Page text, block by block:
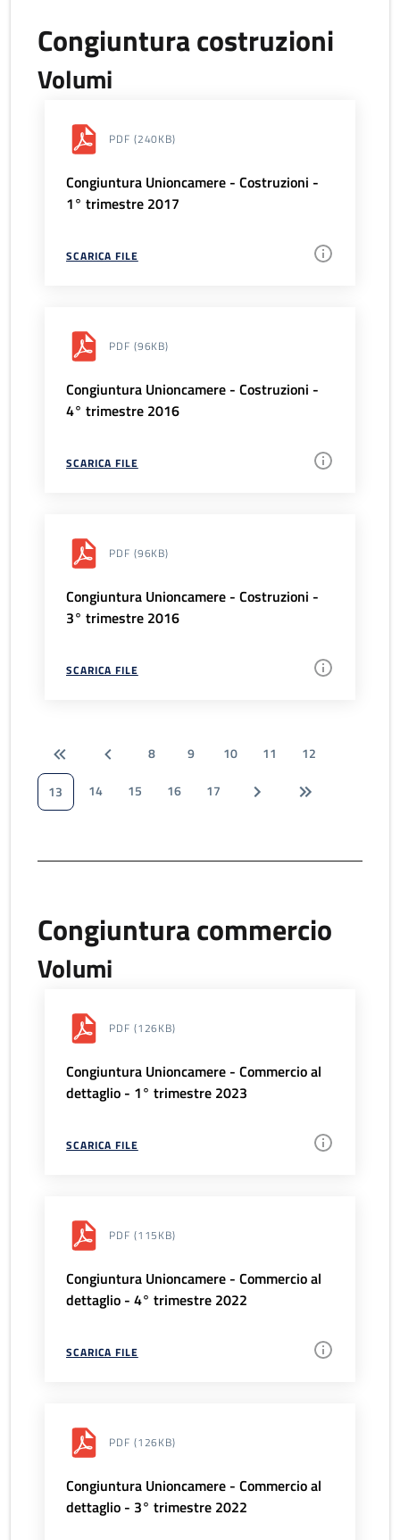
Congiuntura costruzioni
Volumi
PDF (240KB)
Congiuntura Unioncamere - Costruzioni -
1° trimestre 2017
SCARICA FILE
PDF (96KB)
Congiuntura Unioncamere - Costruzioni -
4° trimestre 2016
SCARICA FILE
PDF (96KB)
Congiuntura Unioncamere - Costruzioni -
3° trimestre 2016
SCARICA FILE
8 9 10 11
12
13
14 15 16 17
Congiuntura commercio
Volumi
PDF (126KB)
Congiuntura Unioncamere - Commercio al
dettaglio - 1° trimestre 2023
SCARICA FILE
PDF (115KB)
Congiuntura Unioncamere - Commercio al
dettaglio - 4° trimestre 2022
SCARICA FILE
PDF (126KB)
Congiuntura Unioncamere - Commercio al
dettaglio - 3° trimestre 2022